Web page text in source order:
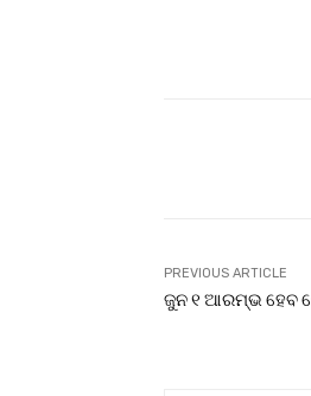
PREVIOUS ARTICLE
ଜୁନ ୧ ଆରମ୍ଭ ହେବ